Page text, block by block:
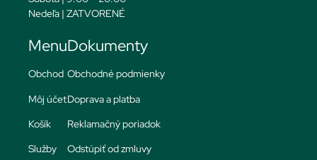
Nedeľa | ZATVORENÉ
Menu
Obchod
Môj účet
Košík
Služby
Dokumenty
Obchodné podmienky
Doprava a platba
Reklamačný poriadok
Odstúpiť od zmluvy